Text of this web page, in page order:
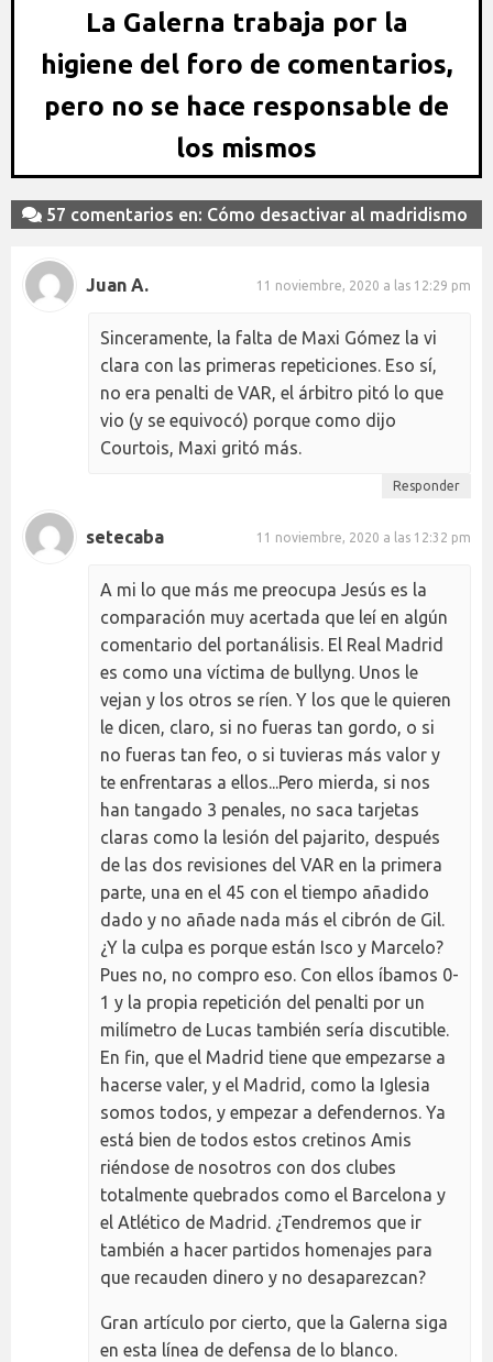
La Galerna trabaja por la
higiene del foro de comentarios,
pero no se hace responsable de
los mismos
57 comentarios en: Cómo desactivar al madridismo
Juan A. 11 noviembre, 2020 a las 12:29 pm
Sinceramente, la falta de Maxi Gómez la vi
clara con las primeras repeticiones. Eso sí,
no era penalti de VAR, el árbitro pitó lo que
vio (y se equivocó) porque como dijo
Courtois, Maxi gritó más.
Responder
setecaba 11 noviembre, 2020 a las 12:32 pm
A mi lo que más me preocupa Jesús es la
comparación muy acertada que leí en algún
comentario del portanálisis. El Real Madrid
es como una víctima de bullyng. Unos le
vejan y los otros se ríen. Y los que le quieren
le dicen, claro, si no fueras tan gordo, o si
no fueras tan feo, o si tuvieras más valor y
te enfrentaras a ellos...Pero mierda, si nos
han tangado 3 penales, no saca tarjetas
claras como la lesión del pajarito, después
de las dos revisiones del VAR en la primera
parte, una en el 45 con el tiempo añadido
dado y no añade nada más el cibrón de Gil.
¿Y la culpa es porque están Isco y Marcelo?
Pues no, no compro eso. Con ellos íbamos 0-
1 y la propia repetición del penalti por un
milímetro de Lucas también sería discutible.
En fin, que el Madrid tiene que empezarse a
hacerse valer, y el Madrid, como la Iglesia
somos todos, y empezar a defendernos. Ya
está bien de todos estos cretinos Amis
riéndose de nosotros con dos clubes
totalmente quebrados como el Barcelona y
el Atlético de Madrid. ¿Tendremos que ir
también a hacer partidos homenajes para
que recauden dinero y no desaparezcan?
Gran artículo por cierto, que la Galerna siga
en esta línea de defensa de lo blanco.